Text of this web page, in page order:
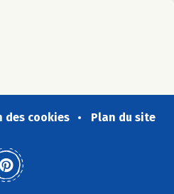
des cookies Plan du site